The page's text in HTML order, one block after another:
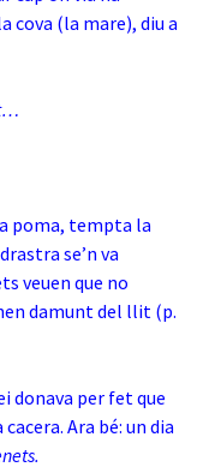
cova (la mare), diu a
poma, tempta la
se’n va
veuen que no
damunt del llit (p.
donava per fet que
Ara bé: un dia